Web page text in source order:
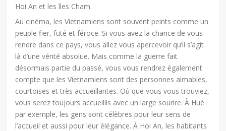
Hoi An et les îles Cham.
Au cinéma, les Vietnamiens sont souvent peints comme un
peuple fier, futé et féroce. Si vous avez la chance de vous
rendre dans ce pays, vous allez vous apercevoir qu’il s’agit
là d’une vérité absolue. Mais comme la guerre fait
désormais partie du passé, vous vous rendrez également
compte que les Vietnamiens sont des personnes aimables,
courtoises et très accueillantes. Où que vous vous trouviez,
vous serez toujours accueillis avec un large sourire. À Hué
par exemple, les gens sont célèbres pour leur sens de
l’accueil et aussi pour leur élégance. À Hoi An, les habitants